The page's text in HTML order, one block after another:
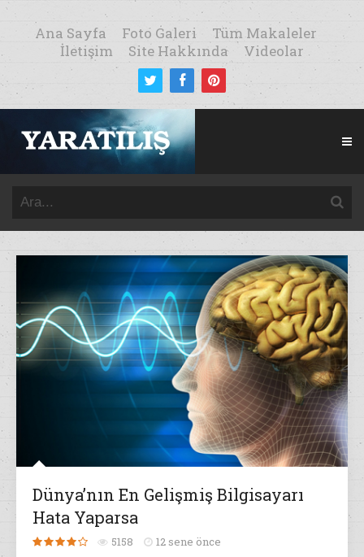
Ana Sayfa Foto Galeri
Tüm Makaleler
İletişim
Site Hakkında Videolar
Dünya’nın En Gelişmiş Bilgisayarı
Hata Yaparsa
5158 12 sene önce